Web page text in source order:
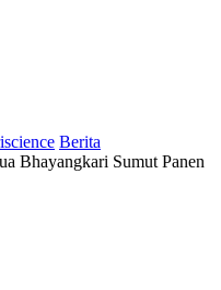
Berita
Bhayangkari Sumut Panen